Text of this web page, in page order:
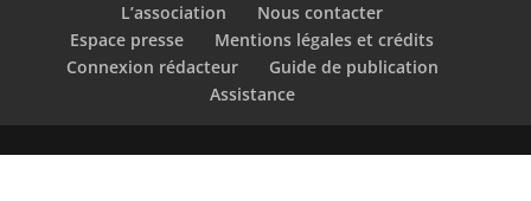
L’association
Nous contacter
Espace presse
Mentions légales et crédits
Connexion rédacteur
Guide de publication
Assistance